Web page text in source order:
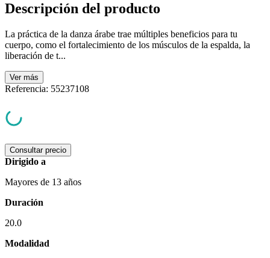
Descripción del producto
La práctica de la danza árabe trae múltiples beneficios para tu
cuerpo, como el fortalecimiento de los músculos de la espalda, la
liberación de t...
Ver más
Referencia: 55237108
Consultar precio
Dirigido a
Mayores de 13 años
Duración
20.0
Modalidad